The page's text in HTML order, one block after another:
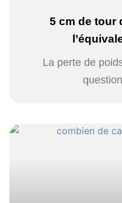
5 cm de tour
La perte de